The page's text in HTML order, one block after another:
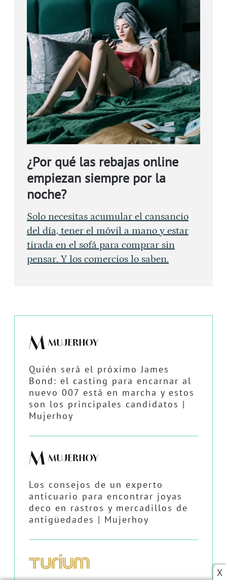
X
¿Por qué las rebajas online
empiezan siempre por la
noche?
Solo necesitas acumular el cansancio
del día, tener el móvil a mano y estar
tirada en el sofá para comprar sin
pensar. Y los comercios lo saben.
Quién será el próximo James
Bond: el casting para encarnar al
nuevo 007 está en marcha y estos
son los principales candidatos |
Mujerhoy
Los consejos de un experto
anticuario para encontrar joyas
deco en rastros y mercadillos de
antigüedades | Mujerhoy